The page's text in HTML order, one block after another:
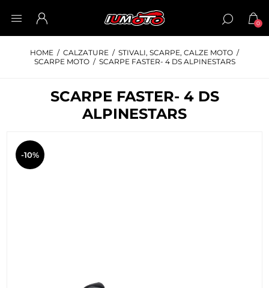
0
HOME / CALZATURE / STIVALI, SCARPE, CALZE MOTO /
SCARPE MOTO / SCARPE FASTER- 4 DS ALPINESTARS
SCARPE FASTER- 4 DS
ALPINESTARS
-10%